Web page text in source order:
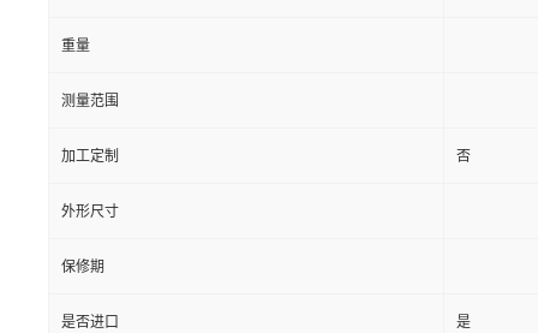
重量
测量范围
加工定制 否
外形尺寸
保修期
是否进口 是